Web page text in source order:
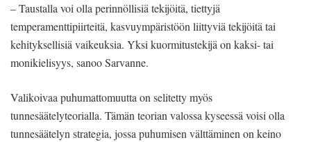
– Taustalla voi olla perinnöllisiä tekijöitä, tiettyjä
temperamenttipiirteitä, kasvuympäristöön liittyviä tekijöitä tai
kehityksellisiä vaikeuksia. Yksi kuormitustekijä on kaksi- tai
monikielisyys, sanoo Sarvanne.
Valikoivaa puhumattomuutta on selitetty myös
tunnesäätelyteorialla. Tämän teorian valossa kyseessä voisi olla
tunnesäätelyn strategia, jossa puhumisen välttäminen on keino